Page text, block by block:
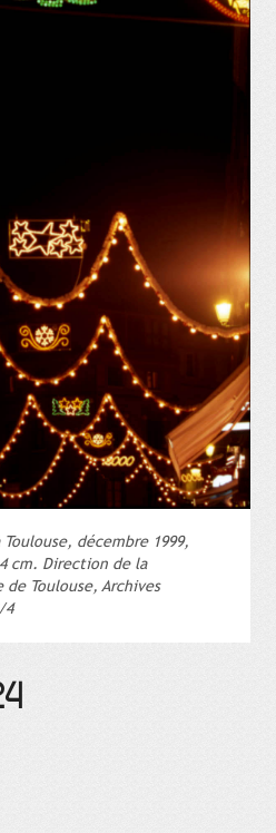
décembre 1999,
cm. Direction de la
Toulouse, Archives
4